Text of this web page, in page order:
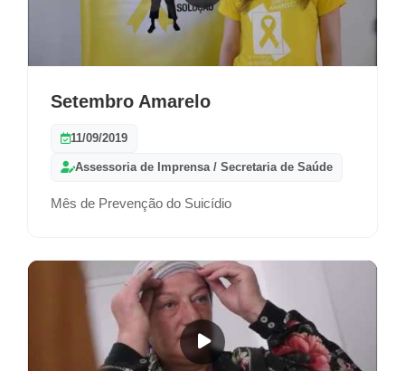
Setembro Amarelo
11/09/2019
Assessoria de Imprensa / Secretaria de Saúde
Mês de Prevenção do Suicídio